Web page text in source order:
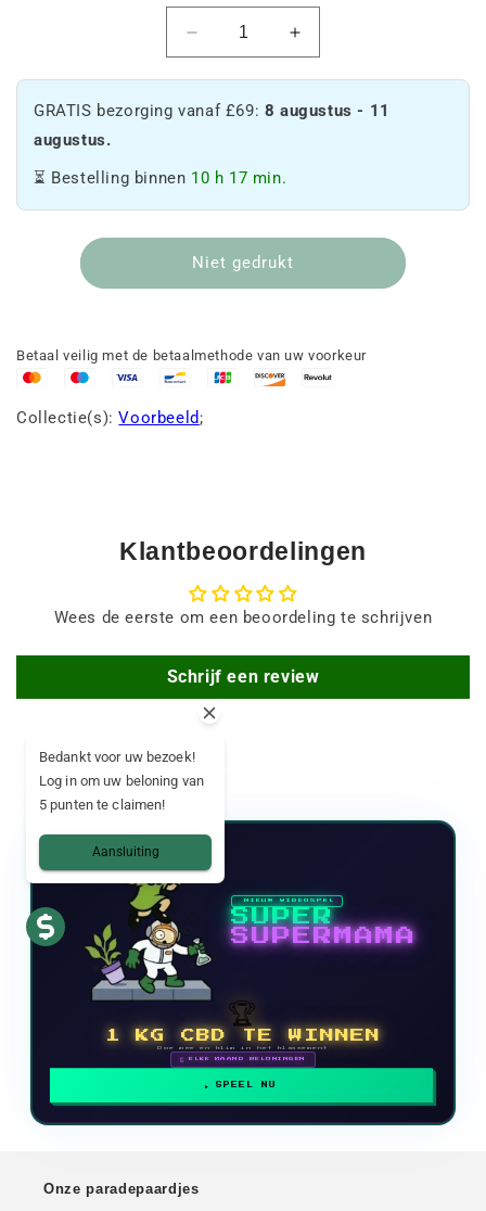
Verminder
de
hoeveelheid
Zkittlez
Verhoog
de
hoeveelheid
Zkittlez
GRATIS bezorging vanaf £69: 8 augustus - 11
augustus.
⏳ Bestelling binnen 10 h 17 min.
Niet gedrukt
Betaal veilig met de betaalmethode van uw voorkeur
Collectie(s):Voorbeeld;
Klantbeoordelingen
Wees de eerste om een beoordeling te schrijven
Schrijf een review
NIEUW VIDEOSPEL
SUPER
SUPERMAMA
🏆
1 KG CBD TE WINNEN
Doe mee en klim in het klassement
🗓 ELKE MAAND BELONINGEN
SPEEL NU
Onze paradepaardjes
Bedankt voor uw bezoek!
Log in om uw beloning van
5 punten te claimen!
Aansluiting